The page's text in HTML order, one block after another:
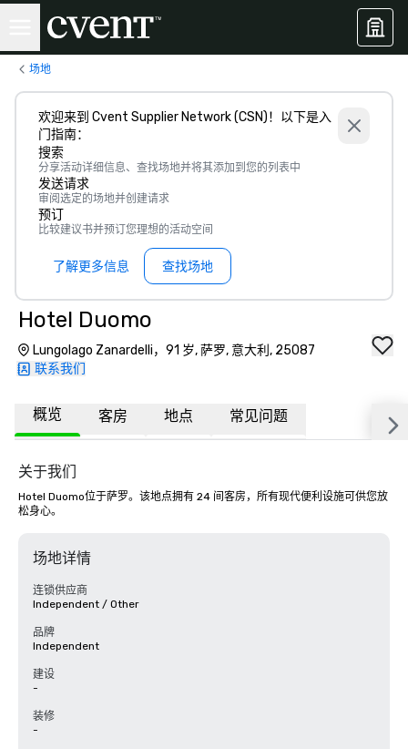
场地
欢迎来到 Cvent Supplier Network (CSN)！以下是入
门指南：
搜索
分享活动详细信息、查找场地并将其添加到您的列表中
发送请求
审阅选定的场地并创建请求
预订
比较建议书并预订您理想的活动空间
了解更多信息 查找场地
Hotel Duomo
Lungolago Zanardelli，91 岁, 萨罗, 意大利, 25087
联系我们
概览 客房 地点 常见问题
关于我们
Hotel Duomo位于萨罗。该地点拥有 24 间客房，所有现代便利设施可供您放
松身心。
场地详情
连锁供应商
Independent / Other
品牌
Independent
建设
-
装修
-